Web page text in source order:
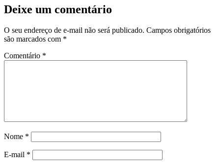
Deixe um comentário
O seu endereço de e-mail não será publicado. Campos obrigatórios
são marcados com *
Comentário *
Nome *
E-mail *